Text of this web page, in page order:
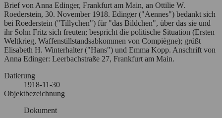
Brief von Anna Edinger, Frankfurt am Main, an Ottilie W.
Roederstein, 30. November 1918. Edinger ("Aennes") bedankt sich
bei Roederstein ("Tillychen") für "das Bildchen", über das sie und
ihr Sohn Fritz sich freuten; bespricht die politische Situation (Ersten
Weltkrieg, Waffenstillstandsabkommen von Compiègne); grüßt
Elisabeth H. Winterhalter ("Hans") und Emma Kopp. Anschrift von
Anna Edinger: Leerbachstraße 27, Frankfurt am Main.
Datierung
1918-11-30
Objektbezeichnung
Dokument